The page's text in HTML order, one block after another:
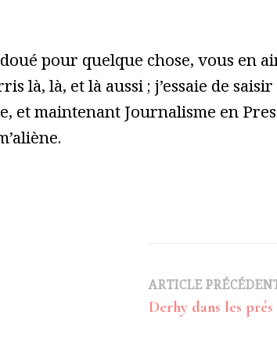
pour quelque chose, vous en
là, là, et là aussi ; j’essaie de
et maintenant Journalisme en
d’article
ARTICLE
Derhy dans les prés